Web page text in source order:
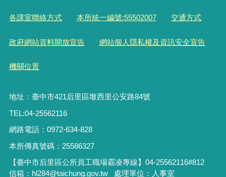
各課室聯絡方式 本所統一編號:55502007 交通方式
政府網站資料開放宣告 網站個人隱私權及資訊安全宣告
機關位置
地址：臺中市421后里區墩西里公安路84號
TEL:04-25562116
網路電話：0972-634-828
本所傳真號碼：25586327
【臺中市后里區公所員工職場霸凌專線】04-25562116#812
信箱：hl284@taichung.gov.tw 處理單位：人事室